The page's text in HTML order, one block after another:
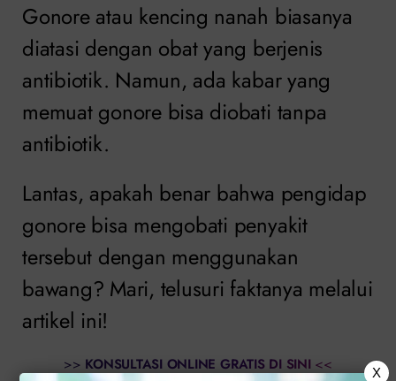
Gonore atau kencing nanah biasanya
diatasi dengan obat yang berjenis
antibiotik. Namun, ada kabar yang
memuat gonore bisa diobati tanpa
antibiotik.
Lantas, apakah benar bahwa pengidap
gonore bisa mengobati penyakit
tersebut dengan menggunakan
bawang? Mari, telusuri faktanya melalui
artikel ini!
>> KONSULTASI ONLINE GRATIS DI SINI<< X